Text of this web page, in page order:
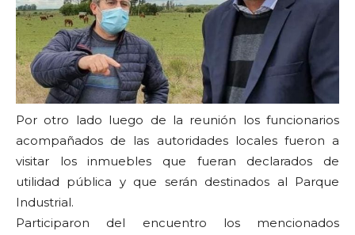
Por otro lado luego de la reunión los funcionarios
acompañados de las autoridades locales fueron a
visitar los inmuebles que fueran declarados de
utilidad pública y que serán destinados al Parque
Industrial.
Participaron del encuentro los mencionados